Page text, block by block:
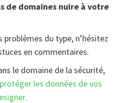
de domaines nuire à votre
problèmes du type, n’hésitez
en commentaires.
le domaine de la sécurité,
protéger les données de vos